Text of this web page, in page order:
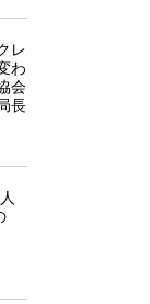
レ
わ
会
長